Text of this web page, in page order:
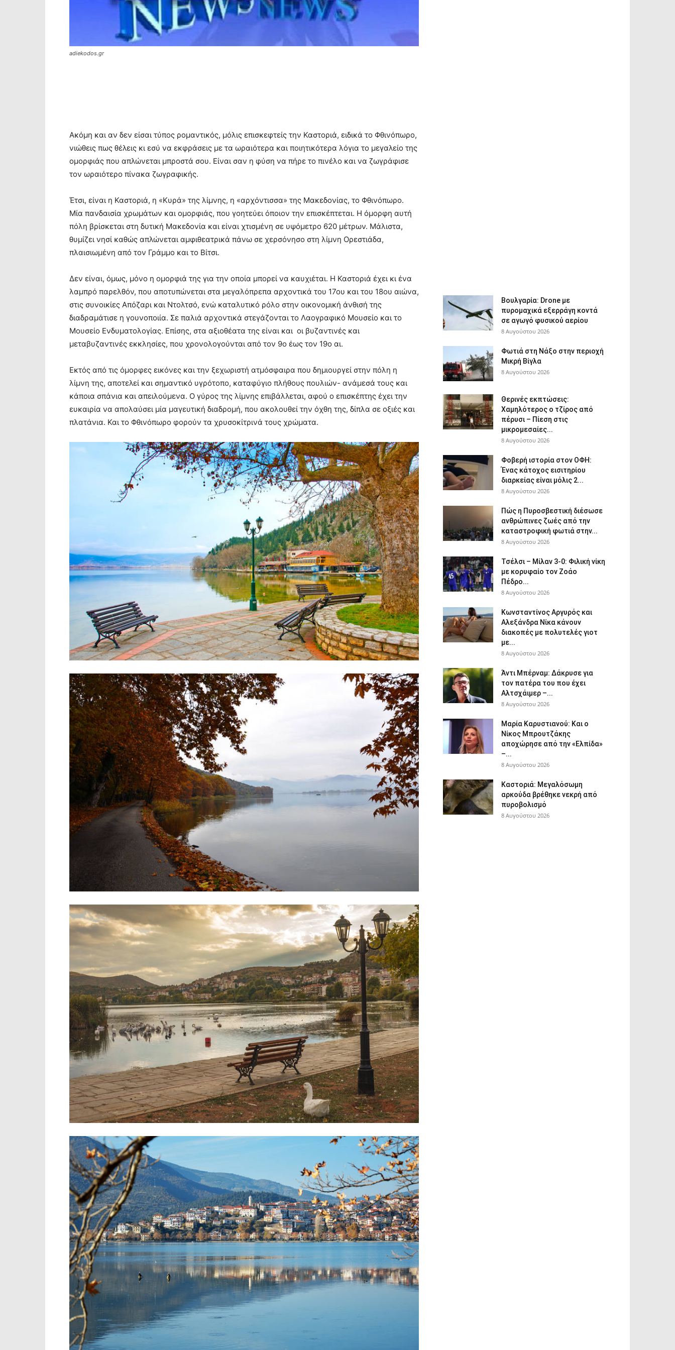
adiekodos.gr
Ακόμη και αν δεν είσαι τύπος ρομαντικός, μόλις επισκεφτείς την Καστοριά, ειδικά το Φθινόπωρο,
νιώθεις πως θέλεις κι εσύ να εκφράσεις με τα ωραιότερα και ποιητικότερα λόγια το μεγαλείο της
ομορφιάς που απλώνεται μπροστά σου. Είναι σαν η φύση να πήρε το πινέλο και να ζωγράφισε
τον ωραιότερο πίνακα ζωγραφικής.
Έτσι, είναι η Καστοριά, η «Κυρά» της λίμνης, η «αρχόντισσα» της Μακεδονίας, το Φθινόπωρο.
Μία πανδαισία χρωμάτων και ομορφιάς, που γοητεύει όποιον την επισκέπτεται. Η όμορφη αυτή
πόλη βρίσκεται στη δυτική Μακεδονία και είναι χτισμένη σε υψόμετρο 620 μέτρων. Μάλιστα,
θυμίζει νησί καθώς απλώνεται αμφιθεατρικά πάνω σε χερσόνησο στη λίμνη Ορεστιάδα,
πλαισιωμένη από τον Γράμμο και το Βίτσι.
Δεν είναι, όμως, μόνο η ομορφιά της για την οποία μπορεί να καυχιέται. Η Καστοριά έχει κι ένα
λαμπρό παρελθόν, που αποτυπώνεται στα μεγαλόπρεπα αρχοντικά του 17ου και του 18ου αιώνα,
στις συνοικίες Απόζαρι και Ντολτσό, ενώ καταλυτικό ρόλο στην οικονομική άνθισή της
διαδραμάτισε η γουνοποιία. Σε παλιά αρχοντικά στεγάζονται το Λαογραφικό Μουσείο και το
Μουσείο Ενδυματολογίας. Επίσης, στα αξιοθέατα της είναι και οι βυζαντινές και
μεταβυζαντινές εκκλησίες, που χρονολογούνται από τον 9ο έως τον 19ο αι.
Εκτός από τις όμορφες εικόνες και την ξεχωριστή ατμόσφαιρα που δημιουργεί στην πόλη η
λίμνη της, αποτελεί και σημαντικό υγρότοπο, καταφύγιο πλήθους πουλιών- ανάμεσά τους και
κάποια σπάνια και απειλούμενα. Ο γύρος της λίμνης επιβάλλεται, αφού ο επισκέπτης έχει την
ευκαιρία να απολαύσει μία μαγευτική διαδρομή, που ακολουθεί την όχθη της, δίπλα σε οξιές και
πλατάνια. Και το Φθινόπωρο φορούν τα χρυσοκίτρινά τους χρώματα.
Βουλγαρία: Drone με
πυρομαχικά εξερράγη κοντά
σε αγωγό φυσικού αερίου
8 Αυγούστου 2026
Φωτιά στη Νάξο στην περιοχή
Μικρή Βίγλα
8 Αυγούστου 2026
Θερινές εκπτώσεις:
Χαμηλότερος ο τζίρος από
πέρυσι – Πίεση στις
μικρομεσαίες...
8 Αυγούστου 2026
Φοβερή ιστορία στον ΟΦΗ:
Ένας κάτοχος εισιτηρίου
διαρκείας είναι μόλις 2...
8 Αυγούστου 2026
Πώς η Πυροσβεστική διέσωσε
ανθρώπινες ζωές από την
καταστροφική φωτιά στην...
8 Αυγούστου 2026
Τσέλσι – Μίλαν 3-0: Φιλική νίκη
με κορυφαίο τον Ζοάο
Πέδρο...
8 Αυγούστου 2026
Κωνσταντίνος Αργυρός και
Αλεξάνδρα Νίκα κάνουν
διακοπές με πολυτελές γιοτ
με...
8 Αυγούστου 2026
Άντι Μπέρναμ: Δάκρυσε για
τον πατέρα του που έχει
Αλτσχάιμερ –...
8 Αυγούστου 2026
Μαρία Καρυστιανού: Και ο
Νίκος Μπρουτζάκης
αποχώρησε από την «Ελπίδα»
–...
8 Αυγούστου 2026
Καστοριά: Μεγαλόσωμη
αρκούδα βρέθηκε νεκρή από
πυροβολισμό
8 Αυγούστου 2026